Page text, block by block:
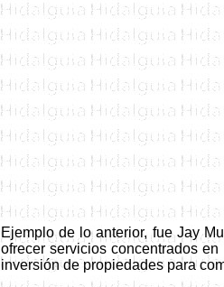
Ejemplo de lo anterior, fue Jay
ofrecer servicios concentrados
inversión de propiedades para